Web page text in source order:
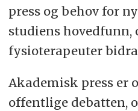
press og behov for
studiens hovedfunn,
fysioterapeuter
Akademisk press er
offentlige debatten,